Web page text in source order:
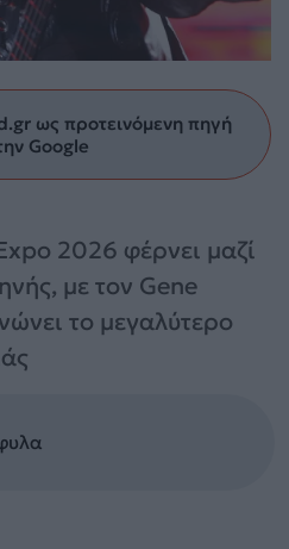
ως προτεινόμενη πηγή
Google
2026 φέρνει μαζί
με τον Gene
το μεγαλύτερο